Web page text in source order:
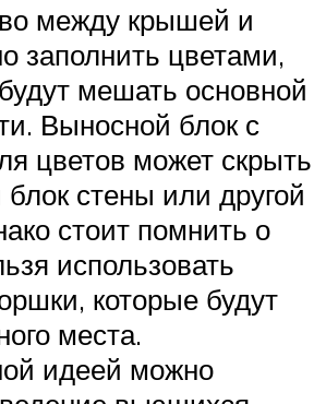
между крышей и
заполнить цветами,
мешать основной
Выносной блок с
цветов может скрыть
стены или другой
стоит помнить о
использовать
которые будут
места.
идеей можно